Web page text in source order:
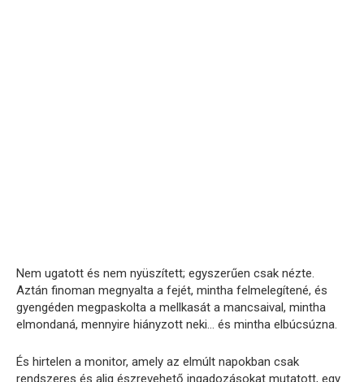
Nem ugatott és nem nyüszített; egyszerűen csak nézte.
Aztán finoman megnyalta a fejét, mintha felmelegítené, és
gyengéden megpaskolta a mellkasát a mancsaival, mintha
elmondaná, mennyire hiányzott neki… és mintha elbúcsúzna.
És hirtelen a monitor, amely az elmúlt napokban csak
rendszeres és alig észrevehető ingadozásokat mutatott, egy